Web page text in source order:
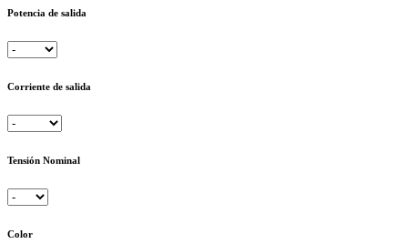
Potencia de salida
Corriente de salida
Tensión Nominal
Color